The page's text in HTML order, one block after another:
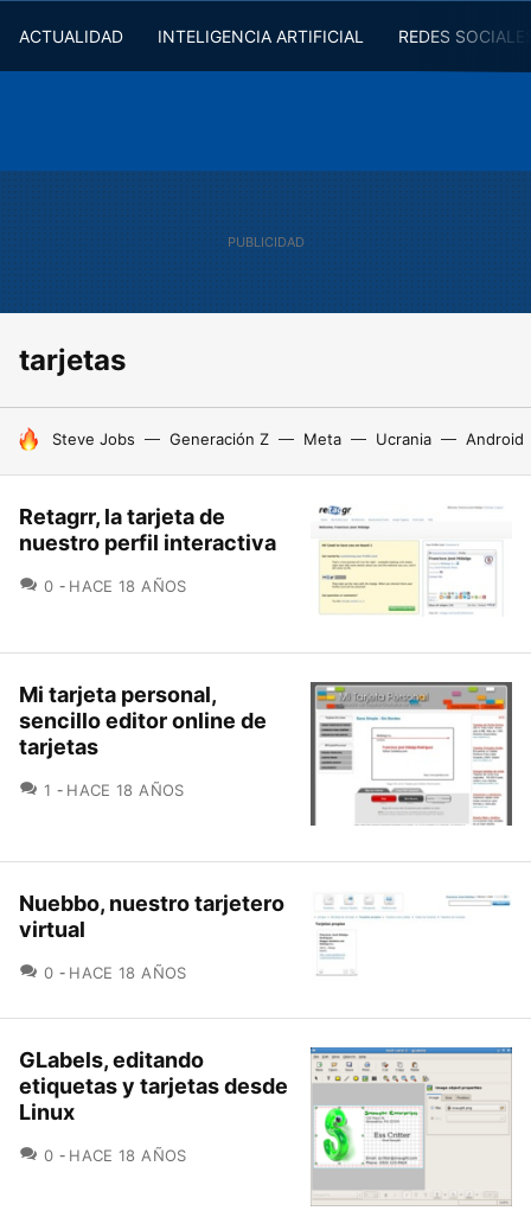
ACTUALIDAD INTELIGENCIA ARTIFICIAL REDES
tarjetas
HOY SE HABLA DE
Steve Jobs Generación Z Meta Ucrania Android
Retagrr, la tarjeta de
nuestro perfil interactiva
0 COMENTARIOS
HACE 18 AÑOS
Mi tarjeta personal,
sencillo editor online de
tarjetas
1 COMENTARIOS
HACE 18 AÑOS
Nuebbo, nuestro tarjetero
virtual
0 COMENTARIOS
HACE 18 AÑOS
GLabels, editando
etiquetas y tarjetas desde
Linux
0 COMENTARIOS
HACE 18 AÑOS